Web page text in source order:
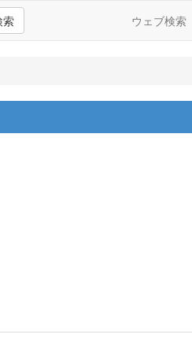
索 ウェブ検索